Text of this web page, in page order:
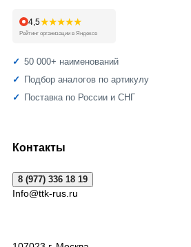
4,5★★★★★
Рейтинг организации в Яндексе
50 000+ наименований
Подбор аналогов по артикулу
Поставка по России и СНГ
Контакты
8 (977) 336 18 19
Info@ttk-rus.ru